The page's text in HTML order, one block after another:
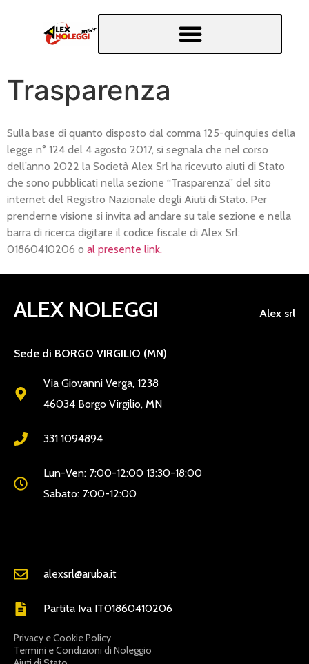
Trasparenza
Sulla base di quanto disposto dal comma 125-quinquies della
legge n° 124 del 4 agosto 2017, si segnala che nel corso
dell’anno 2022 la Società Alex Srl ha ricevuto aiuti di Stato
che sono pubblicati nella sezione “Trasparenza” del sito
internet del Registro Nazionale degli Aiuti di Stato. Per
prenderne visione si invita ad andare su tale sezione e nella
barra di ricerca digitare il codice fiscale di Alex Srl:
01860410206 o al presente link.
ALEX NOLEGGI Alex srl
Sede di BORGO VIRGILIO (MN)
Via Giovanni Verga, 1238
46034 Borgo Virgilio, MN
331 1094894
Lun-Ven: 7:00-12:00 13:30-18:00
Sabato: 7:00-12:00
alexsrl@aruba.it
Partita Iva IT01860410206
Privacy e Cookie Policy
Termini e Condizioni di Noleggio